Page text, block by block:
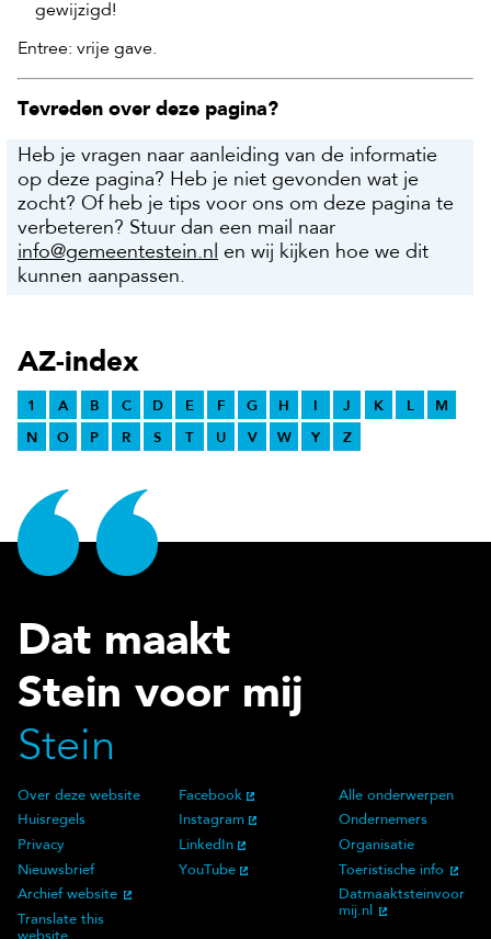
gewijzigd!
Entree: vrije gave.
Tevreden over deze pagina?
Heb je vragen naar aanleiding van de informatie
op deze pagina? Heb je niet gevonden wat je
zocht? Of heb je tips voor ons om deze pagina te
verbeteren? Stuur dan een mail naar
info@gemeentestein.nl en wij kijken hoe we dit
kunnen aanpassen.
AZ-index
1 A B C D E F G H I J K L
M
N
O P R S T U V W Y Z
Dat maakt
Stein voor mij
Stein
Over deze website
Over deze website
Huisregels
Privacy
Nieuwsbrief
Archief website
Translate this
Social Media
Facebook
Instagram
LinkedIn
YouTube
Alle onderwerpen
Ondernemers
Organisatie
Toeristische info
Datmaaktsteinvoor
mij.nl